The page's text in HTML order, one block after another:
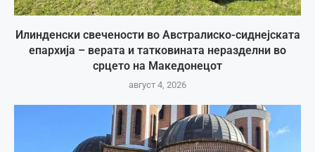
Илинденски свечености во Австралиско-сиднејската
епархија – верата и татковината неразделни во
срцето на Македонецот
август 4, 2026